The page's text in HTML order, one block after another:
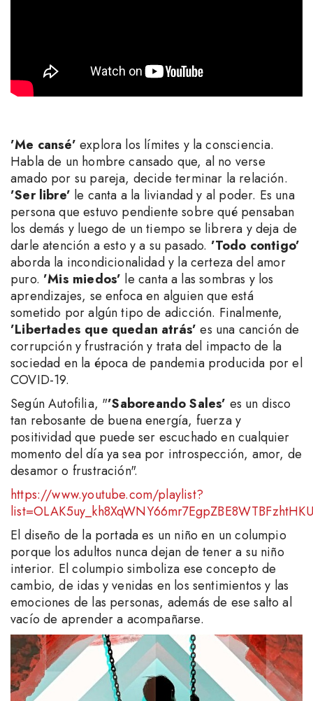
’Me cansé’ explora los límites y la consciencia.
Habla de un hombre cansado que, al no verse
amado por su pareja, decide terminar la relación.
’Ser libre’ le canta a la liviandad y al poder. Es una
persona que estuvo pendiente sobre qué pensaban
los demás y luego de un tiempo se librera y deja de
darle atención a esto y a su pasado. ’Todo contigo’
aborda la incondicionalidad y la certeza del amor
puro. ’Mis miedos’ le canta a las sombras y los
aprendizajes, se enfoca en alguien que está
sometido por algún tipo de adicción. Finalmente,
’Libertades que quedan atrás’ es una canción de
corrupción y frustración y trata del impacto de la
sociedad en la época de pandemia producida por el
COVID-19.
Según Autofilia, "’Saboreando Sales’ es un disco
tan rebosante de buena energía, fuerza y
positividad que puede ser escuchado en cualquier
momento del día ya sea por introspección, amor, de
desamor o frustración".
https://www.youtube.com/playlist?
El diseño de la portada es un niño en un columpio
porque los adultos nunca dejan de tener a su niño
interior. El columpio simboliza ese concepto de
cambio, de idas y venidas en los sentimientos y las
emociones de las personas, además de ese salto al
vacío de aprender a acompañarse.